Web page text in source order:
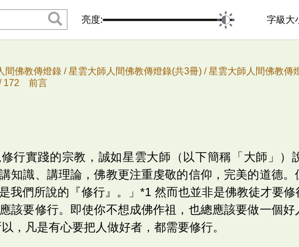
亮度: 字級大
間佛教傳燈錄 /星雲大師人間佛教傳燈錄(共3冊) /星雲大師人間佛教傳
172 前言
行實踐的宗教，誠如星雲大師（以下簡稱「大師」）
知識、講理論，佛教更注重虔敬的信仰，完美的道德
我們所說的『修行』。」*1 然而也並非是佛教徒才要
該要修行。即使你不想成佛作祖，也總應該要做一個
，凡是有心要把人做好者，都需要修行。